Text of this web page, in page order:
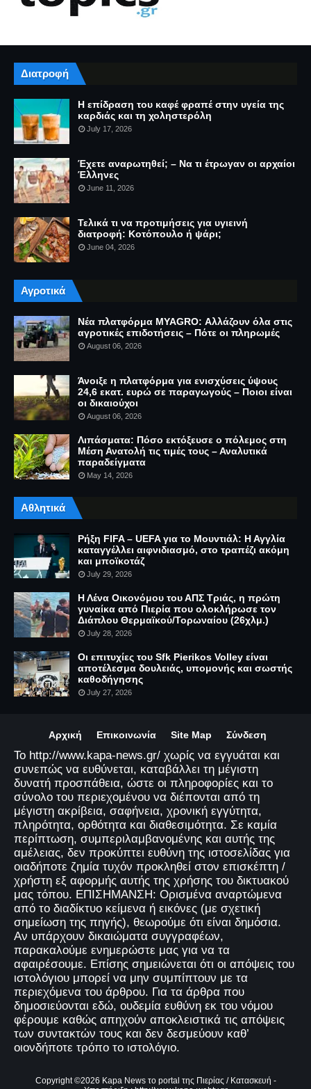
Διατροφή
Η επίδραση του καφέ φραπέ στην υγεία της
καρδιάς και τη χοληστερόλη
July 17, 2026
Έχετε αναρωτηθεί; – Να τι έτρωγαν οι αρχαίοι
Έλληνες
June 11, 2026
Τελικά τι να προτιμήσεις για υγιεινή
διατροφή: Κοτόπουλο ή ψάρι;
June 04, 2026
Αγροτικά
Νέα πλατφόρμα MYAGRO: Αλλάζουν όλα στις
αγροτικές επιδοτήσεις – Πότε οι πληρωμές
August 06, 2026
Άνοιξε η πλατφόρμα για ενισχύσεις ύψους
24,6 εκατ. ευρώ σε παραγωγούς – Ποιοι είναι
οι δικαιούχοι
August 06, 2026
Λιπάσματα: Πόσο εκτόξευσε ο πόλεμος στη
Μέση Ανατολή τις τιμές τους – Αναλυτικά
παραδείγματα
May 14, 2026
Αθλητικά
Ρήξη FIFA – UEFA για το Μουντιάλ: Η Αγγλία
καταγγέλλει αιφνιδιασμό, στο τραπέζι ακόμη
και μποϊκοτάζ
July 29, 2026
Η Λένα Οικονόμου του ΑΠΣ Τριάς, η πρώτη
γυναίκα από Πιερία που ολοκλήρωσε τον
Διάπλου Θερμαϊκού/Τορωναίου (26χλμ.)
July 28, 2026
Οι επιτυχίες του Sfk Pierikos Volley είναι
αποτέλεσμα δουλειάς, υπομονής και σωστής
καθοδήγησης
July 27, 2026
Αρχική Επικοινωνία Site Map Σύνδεση
Το http://www.kapa-news.gr/ χωρίς να εγγυάται και
συνεπώς να ευθύνεται, καταβάλλει τη μέγιστη
δυνατή προσπάθεια, ώστε οι πληροφορίες και το
σύνολο του περιεχομένου να διέπονται από τη
μέγιστη ακρίβεια, σαφήνεια, χρονική εγγύτητα,
πληρότητα, ορθότητα και διαθεσιμότητα. Σε καμία
περίπτωση, συμπεριλαμβανομένης και αυτής της
αμέλειας, δεν προκύπτει ευθύνη της ιστοσελίδας για
οιαδήποτε ζημία τυχόν προκληθεί στον επισκέπτη /
χρήστη εξ αφορμής αυτής της χρήσης του δικτυακού
μας τόπου. ΕΠΙΣΗΜΑΝΣΗ: Ορισμένα αναρτώμενα
από το διαδίκτυο κείμενα ή εικόνες (με σχετική
σημείωση της πηγής), θεωρούμε ότι είναι δημόσια.
Αν υπάρχουν δικαιώματα συγγραφέων,
παρακαλούμε ενημερώστε μας για να τα
αφαιρέσουμε. Επίσης σημειώνεται ότι οι απόψεις του
ιστολόγιου μπορεί να μην συμπίπτουν με τα
περιεχόμενα του άρθρου. Για τα άρθρα που
δημοσιεύονται εδώ, ουδεμία ευθύνη εκ του νόμου
φέρουμε καθώς απηχούν αποκλειστικά τις απόψεις
των συντακτών τους και δεν δεσμεύουν καθ’
οιονδήποτε τρόπο το ιστολόγιο.
Copyright ©2026 Kapa News το portal της Πιερίας / Κατασκευή -